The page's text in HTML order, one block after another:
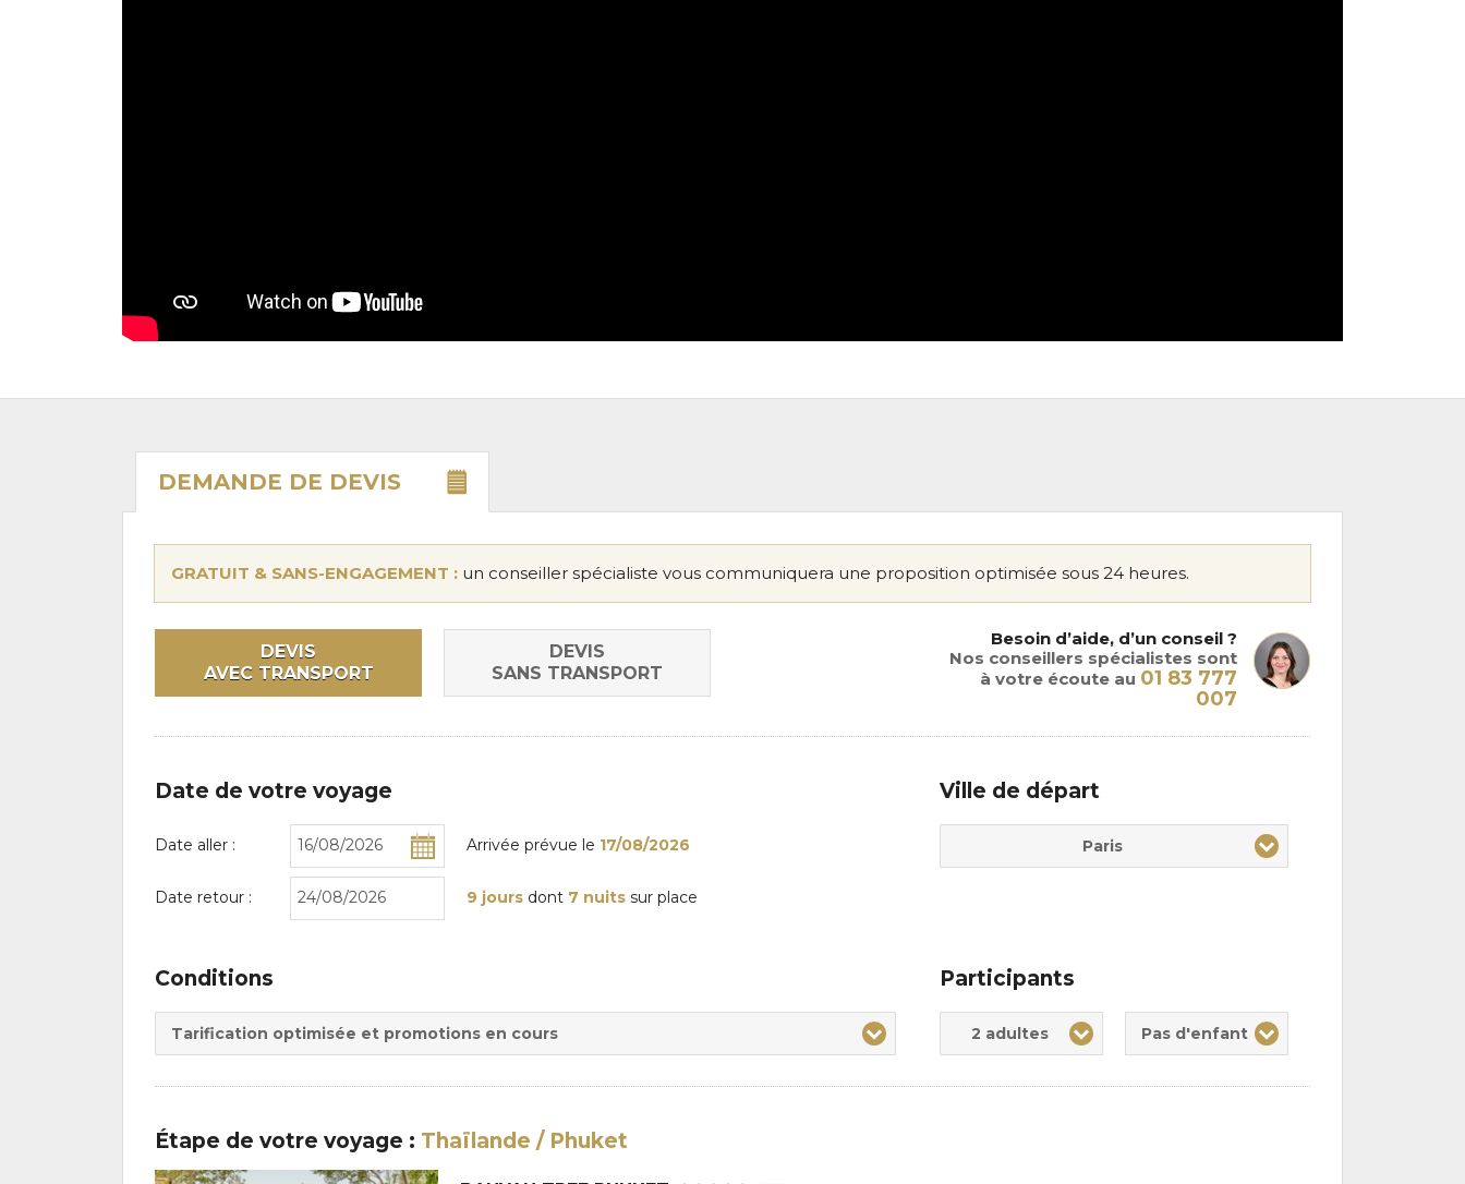
DEMANDE DE DEVIS
GRATUIT & SANS-ENGAGEMENT : un conseiller spécialiste vous communiquera une proposition optimisée sous 24 heures.
DEVIS
AVEC TRANSPORT
DEVIS
SANS TRANSPORT
Besoin d’aide, d’un conseil ?
Nos conseillers spécialistes sont
à votre écoute au 01 83 777
007
Date de votre voyage
Date aller : Arrivée prévue le 17/08/2026
Date retour : 9 jours dont 7 nuits sur place
Ville de départ
Paris
Conditions
Tarification optimisée et promotions en cours
Participants
2 adultes Pas d'enfant
Étape de votre voyage : Thaïlande / Phuket